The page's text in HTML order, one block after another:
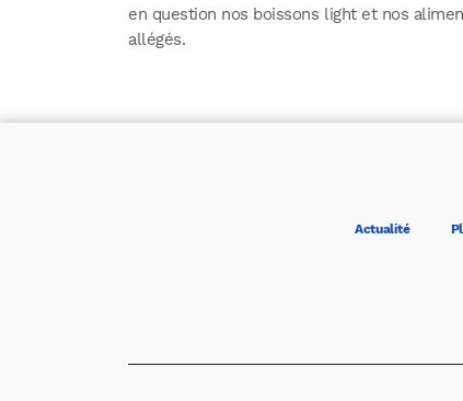
en question nos boissons light et nos
allégés.
Actualité